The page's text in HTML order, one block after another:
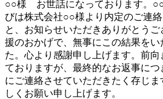
○○様 お世話になっております。
びは株式会社○○様より内定のご連
と、お知らせいただきありがとう
援のおかげで、無事にこの結果を
た。心より感謝申し上げます。前
ておりますが、最終的なお返事に
にご連絡させていただきたく存じ
しくお願い申し上げます。